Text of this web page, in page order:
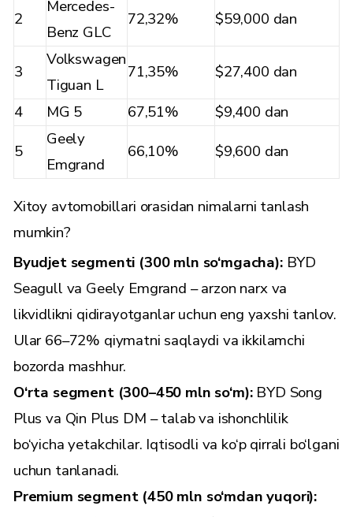
2
Mercedes-
Benz GLC
72,32% $59,000 dan
3
Volkswagen
Tiguan L
71,35%
$27,400 dan
4
MG 5 67,51%
$9,400 dan
5
Geely
Emgrand
66,10% $9,600 dan
Xitoy avtomobillari orasidan nimalarni tanlash
mumkin?
Byudjet segmenti (300 mln so‘mgacha):BYD
Seagull va Geely Emgrand – arzon narx va
likvidlikni qidirayotganlar uchun eng yaxshi tanlov.
Ular 66–72% qiymatni saqlaydi va ikkilamchi
bozorda mashhur.
O‘rta segment (300–450 mln so‘m):BYD Song
Plus va Qin Plus DM – talab va ishonchlilik
bo‘yicha yetakchilar. Iqtisodli va ko‘p qirrali bo‘lgani
uchun tanlanadi.
Premium segment (450 mln so‘mdan yuqori):